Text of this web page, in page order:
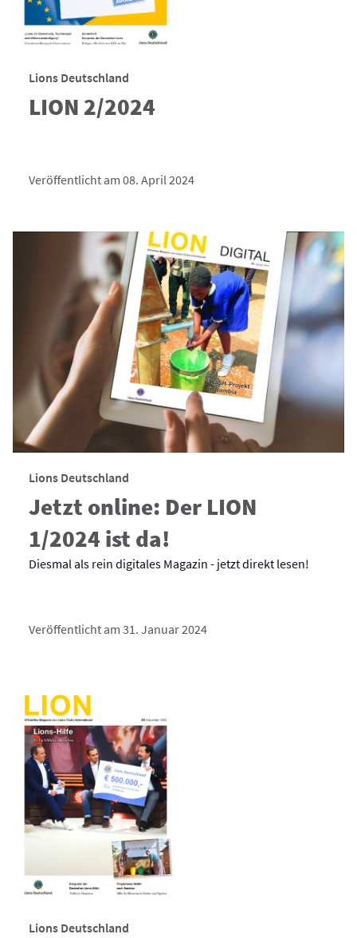
Lions Deutschland
LION 2/2024
Veröffentlicht am 08. April 2024
Lions Deutschland
Jetzt online: Der LION
1/2024 ist da!
Diesmal als rein digitales Magazin - jetzt direkt lesen!
Veröffentlicht am 31. Januar 2024
Lions Deutschland